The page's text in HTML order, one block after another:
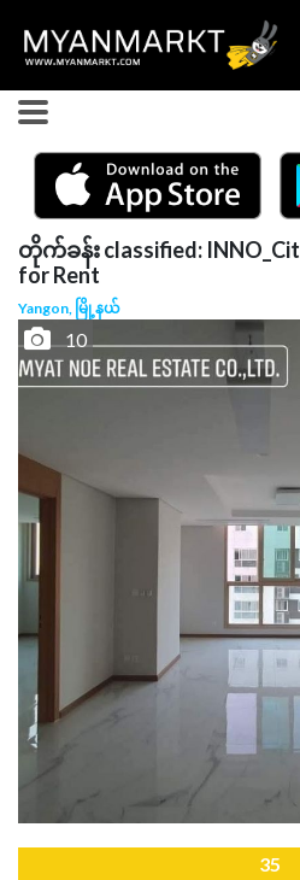
တိုက်ခန်း classified:
for Rent
Yangon, မြို့နယ်
10
35